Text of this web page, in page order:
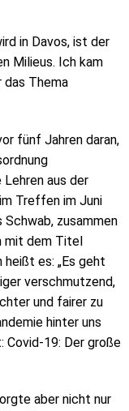
in Davos, ist der
Milieus. Ich kam
das Thema
fünf Jahren daran,
aus der
Treffen im Juni
zusammen
mit dem Titel
heißt es: „Es geht
verschmutzend,
und fairer zu
hinter uns
Covid-19: Der große
aber nicht nur